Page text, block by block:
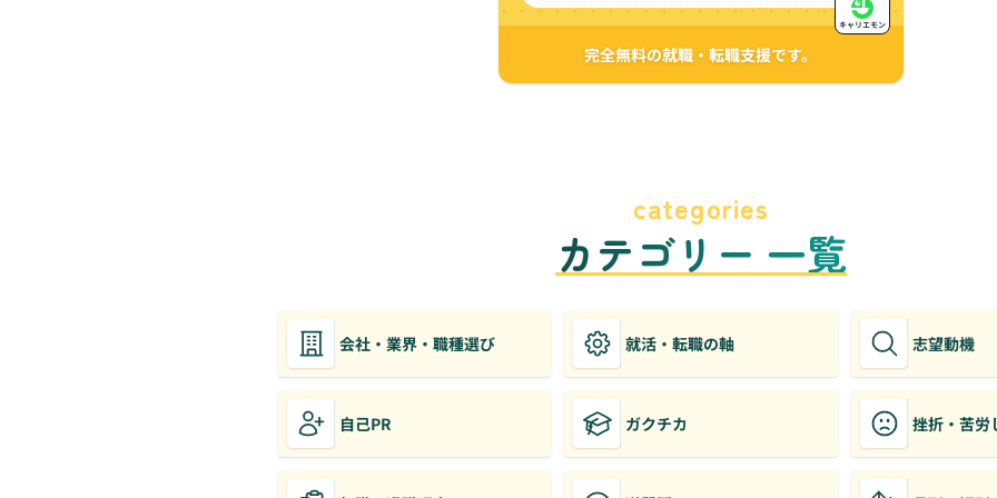
完全無料の就職・転職支援です。
キャリエモン
categories
カテゴリー 一覧
会社・業界・職種選び 就活・転職の軸 志望動機
自己PR ガクチカ 挫折・苦労